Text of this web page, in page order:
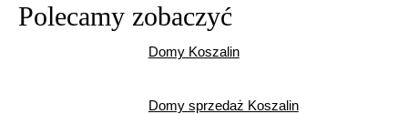
Polecamy zobaczyć
Domy Koszalin
Domy sprzedaż Koszalin